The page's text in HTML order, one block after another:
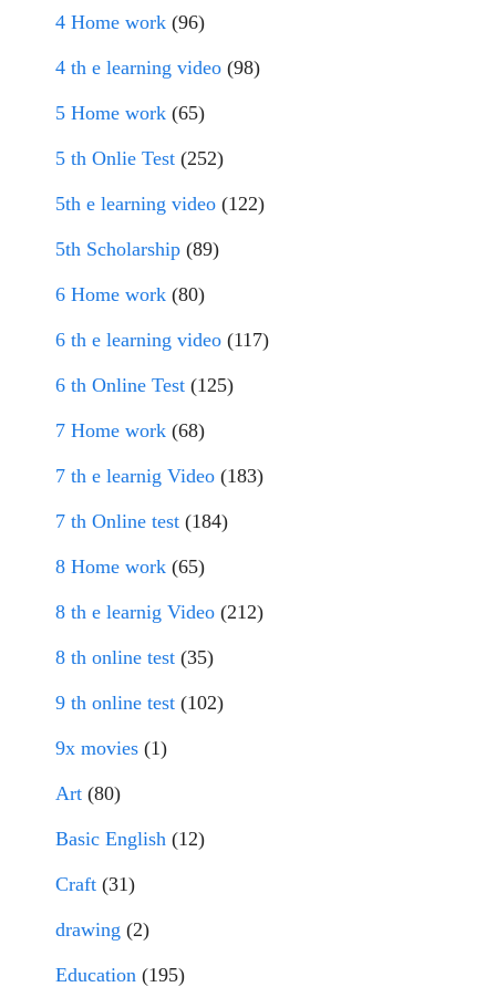
4 Home work (96)
4 th e learning video (98)
5 Home work (65)
5 th Onlie Test (252)
5th e learning video (122)
5th Scholarship (89)
6 Home work (80)
6 th e learning video (117)
6 th Online Test (125)
7 Home work (68)
7 th e learnig Video (183)
7 th Online test (184)
8 Home work (65)
8 th e learnig Video (212)
8 th online test (35)
9 th online test (102)
9x movies (1)
Art (80)
Basic English (12)
Craft (31)
drawing (2)
Education (195)